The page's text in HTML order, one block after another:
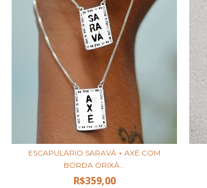
ESCAPULÁRIO SARAVÁ + AXÉ COM
BORDA ORIXÁ...
R$359,00